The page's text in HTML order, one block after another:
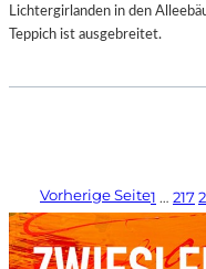
Lichtergirlanden in den
Teppich ist ausgebreitet.
Vorherige Seite1 … 217